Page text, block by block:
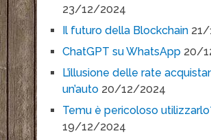
23/12/2024
Il futuro della Blockchain
ChatGPT su WhatsApp 20/
L’illusione delle rate
un’auto 20/12/2024
Temu è pericoloso
19/12/2024